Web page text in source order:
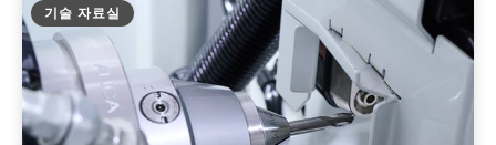
기술 자료실